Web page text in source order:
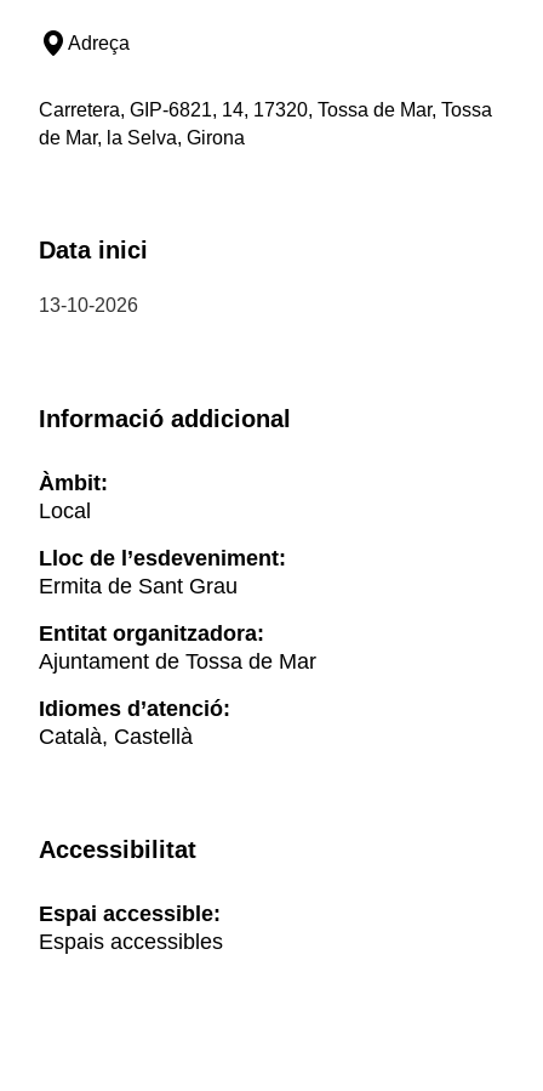
Adreça
Carretera, GIP-6821, 14, 17320, Tossa de Mar, Tossa
de Mar, la Selva, Girona
Data inici
13-10-2026
Informació addicional
Àmbit:
Local
Lloc de l’esdeveniment:
Ermita de Sant Grau
Entitat organitzadora:
Ajuntament de Tossa de Mar
Idiomes d’atenció:
Català, Castellà
Accessibilitat
Espai accessible:
Espais accessibles